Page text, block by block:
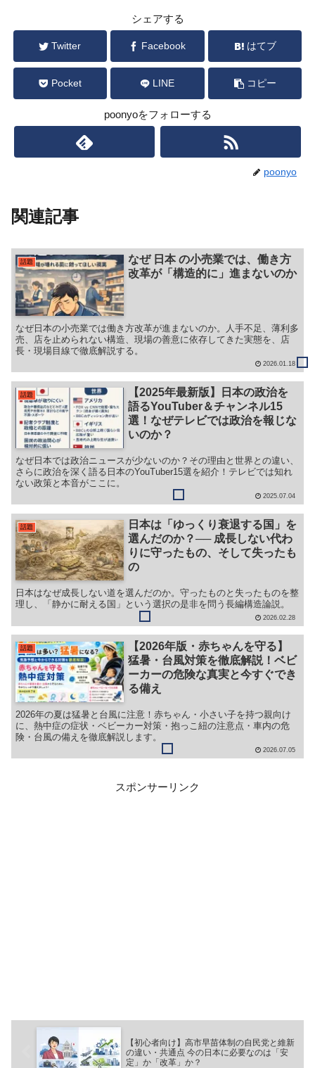
シェアする
Twitter Facebook はてブ
Pocket LINE コピー
poonyoをフォローする
poonyo
関連記事
話題
なぜ 日本 の小売業では、働き方
改革が「構造的に」進まないのか
なぜ日本の小売業では働き方改革が進まないのか。人手不足、薄利多
売、店を止められない構造、現場の善意に依存してきた実態を、店
長・現場目線で徹底解説する。
2026.01.18
話題
【2025年最新版】日本の政治を
語るYouTuber＆チャンネル15
選！なぜテレビでは政治を報じな
いのか？
なぜ日本では政治ニュースが少ないのか？その理由と世界との違い、
さらに政治を深く語る日本のYouTuber15選を紹介！テレビでは知れ
ない政策と本音がここに。
2025.07.04
話題
日本は「ゆっくり衰退する国」を
選んだのか？── 成長しない代わ
りに守ったもの、そして失ったも
の
日本はなぜ成長しない道を選んだのか。守ったものと失ったものを整
理し、「静かに耐える国」という選択の是非を問う長編構造論説。
2026.02.28
話題
【2026年版・赤ちゃんを守る】
猛暑・台風対策を徹底解説！ベビ
ーカーの危険な真実と今すぐでき
る備え
2026年の夏は猛暑と台風に注意！赤ちゃん・小さい子を持つ親向け
に、熱中症の症状・ベビーカー対策・抱っこ紐の注意点・車内の危
険・台風の備えを徹底解説します。
2026.07.05
スポンサーリンク
【初心者向け】高市早苗体制の自民党と維新
の違い・共通点 今の日本に必要なのは「安
定」か「改革」か？